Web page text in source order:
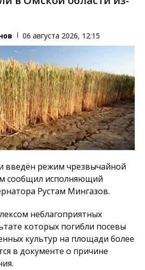
06 августа 2026, 12:15
введён режим чрезвычайной
сообщил исполняющий
Рустам Мингазов.
неблагоприятных
которых погибли посевы
культур на площади более
в документе о причине